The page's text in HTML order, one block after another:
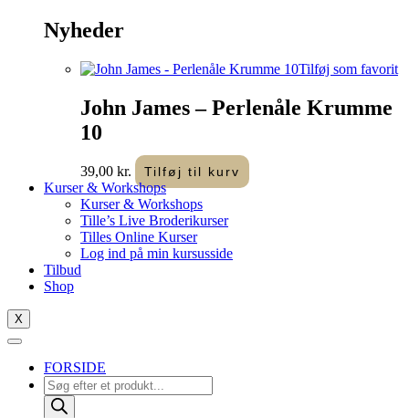
Nyheder
Tilføj som favorit
John James – Perlenåle Krumme
10
39,00 kr. Tilføj til kurv
Kurser & Workshops
Kurser & Workshops
Tille’s Live Broderikurser
Tilles Online Kurser
Log ind på min kursusside
Tilbud
Shop
X
FORSIDE
Products
search